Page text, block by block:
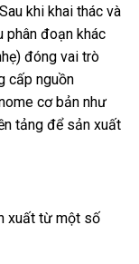
khi khai thác và
phân đoạn khác
đóng vai trò
cấp nguồn
cơ bản như
tảng để sản xuất
xuất từ một số